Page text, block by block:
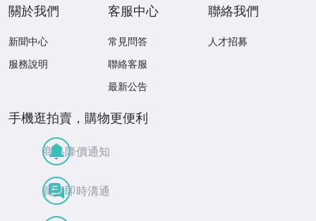
關於我們
新聞中心
服務說明
客服中心
常見問答
聯絡客服
最新公告
聯絡我們
人才招募
手機逛拍賣，購物更便利
商品降價通知
買賣即時溝通